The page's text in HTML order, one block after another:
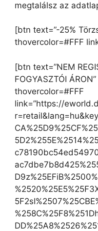
megtalálsz az
[btn text=”-25%
thovercolor=#FFF
[btn text=”NEM
FOGYASZTÓI
thovercolor=#FFF
link=”https://